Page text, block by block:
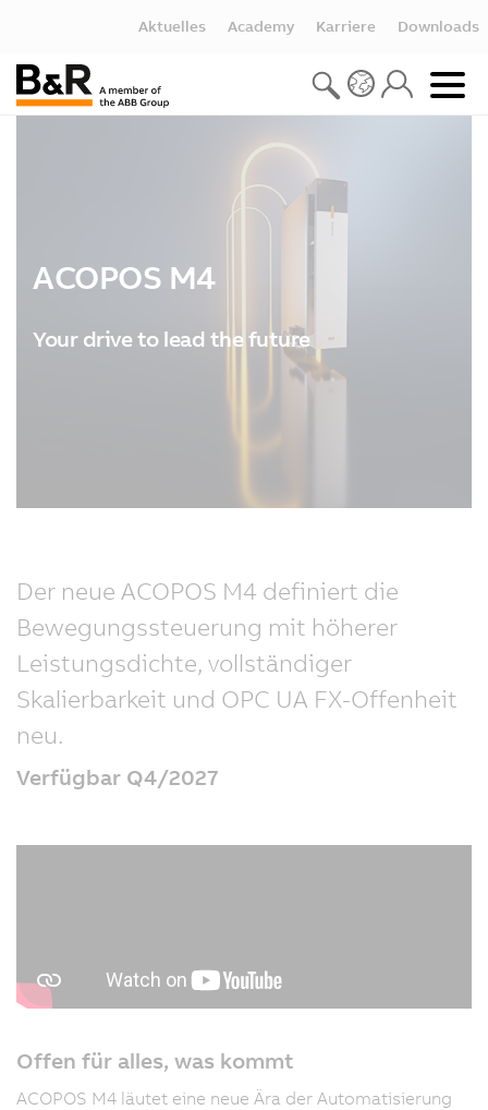
Aktuelles Academy Karriere Downloads
ACOPOS M4
Your drive to lead the future
Der neue ACOPOS M4 definiert die
Bewegungssteuerung mit höherer
Leistungsdichte, vollständiger
Skalierbarkeit und OPC UA FX-Offenheit
neu.
Verfügbar Q4/2027
Offen für alles, was kommt
ACOPOS M4 läutet eine neue Ära der Automatisierung